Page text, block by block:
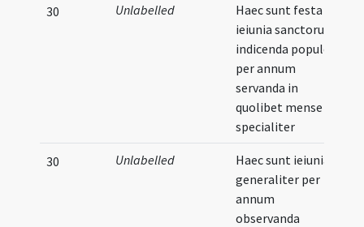
30 Unlabelled
Haec sunt festa et
ieiunia sanctorum
indicenda populo
per annum
servanda in
quolibet mense
specialiter
30 Unlabelled
Haec sunt ieiunia
generaliter per
annum
observanda